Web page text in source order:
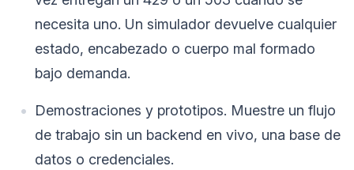
necesita uno. Un simulador devuelve cualquier
estado, encabezado o cuerpo mal formado
bajo demanda.
Demostraciones y prototipos. Muestre un flujo
de trabajo sin un backend en vivo, una base de
datos o credenciales.